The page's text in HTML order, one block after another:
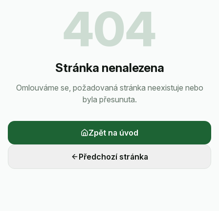
404
Stránka nenalezena
Omlouváme se, požadovaná stránka neexistuje nebo
byla přesunuta.
Zpět na úvod
Předchozí stránka